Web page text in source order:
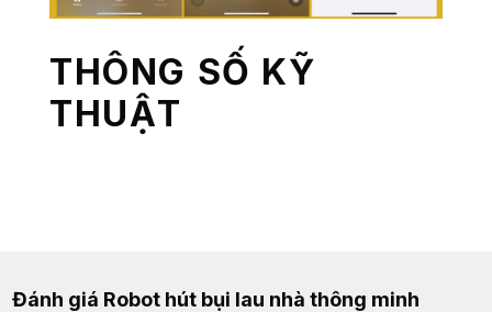
THÔNG SỐ KỸ
THUẬT
Đánh giá Robot hút bụi lau nhà thông minh